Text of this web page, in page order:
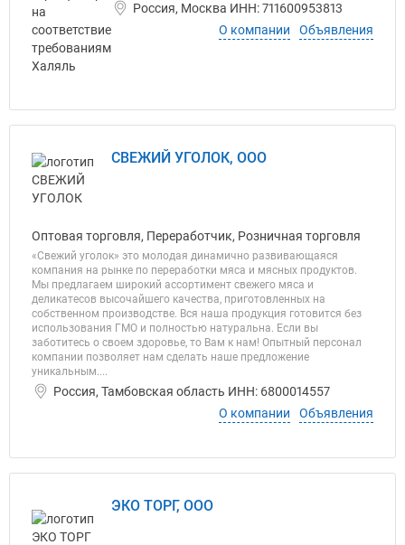
Россия, Москва ИНН: 711600953813
О компании
Объявления
СВЕЖИЙ УГОЛОК, ООО
Оптовая торговля, Переработчик, Розничная торговля
«Свежий уголок» это молодая динамично развивающаяся
компания на рынке по переработки мяса и мясных продуктов.
Мы предлагаем широкий ассортимент свежего мяса и
деликатесов высочайшего качества, приготовленных на
собственном производстве. Вся наша продукция готовится без
использования ГМО и полностью натуральна. Если вы
заботитесь о своем здоровье, то Вам к нам! Опытный персонал
компании позволяет нам сделать наше предложение
уникальным....
Россия, Тамбовская область ИНН: 6800014557
О компании
Объявления
ЭКО ТОРГ, ООО